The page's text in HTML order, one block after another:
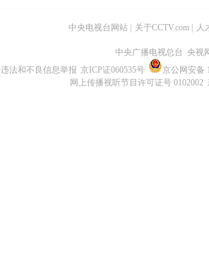
中央电视台网站 关于CCTV.com 人
中央广播电视总台 央视
违法和不良信息举报 京ICP证060535号
京公网安备
网上传播视听节目许可证号 0102002